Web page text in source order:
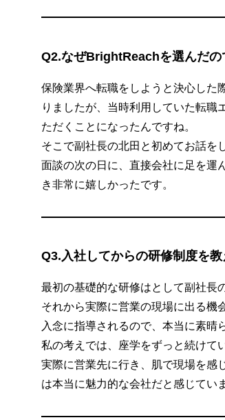
Q2.なぜBrightReachを選んだの
保険業界へ転職をしようと決心した
りましたが、当時利用していた転職
ただくことになったんですね。
そこで副社長の北田と初めてお話を
面談の次の日に、直接会社に足を運
き非常に嬉しかったです。
Q3.入社してからの研修制度を教
最初の基礎的な研修はとして副社長
それから実際に営業の現場に出る機
入念に指導されるので、本当に素晴
私の考えでは、座学をずっと続けて
実際に営業先に行き、肌で現場を感
は本当に魅力的な会社だと感じてい